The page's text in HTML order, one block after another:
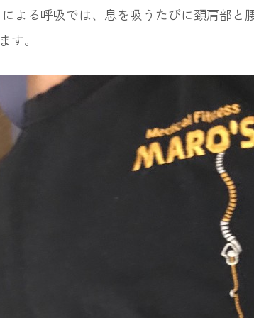
よる呼吸では、息を吸うたびに頚肩部と
す。